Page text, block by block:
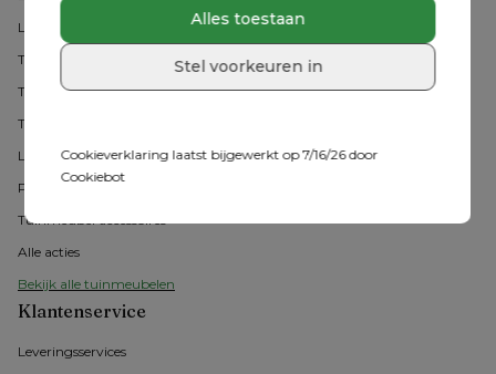
Alles toestaan
Stel voorkeuren in
Cookieverklaring laatst bijgewerkt op 7/16/26 door
Cookiebot
Loungesets
Tuintafel met stoelen
Tuintafels
Tuinstoelen
Ligbedden
Parasols
Tuinmeubel accessoires
Alle acties
Bekijk alle tuinmeubelen
Klantenservice
Leveringsservices